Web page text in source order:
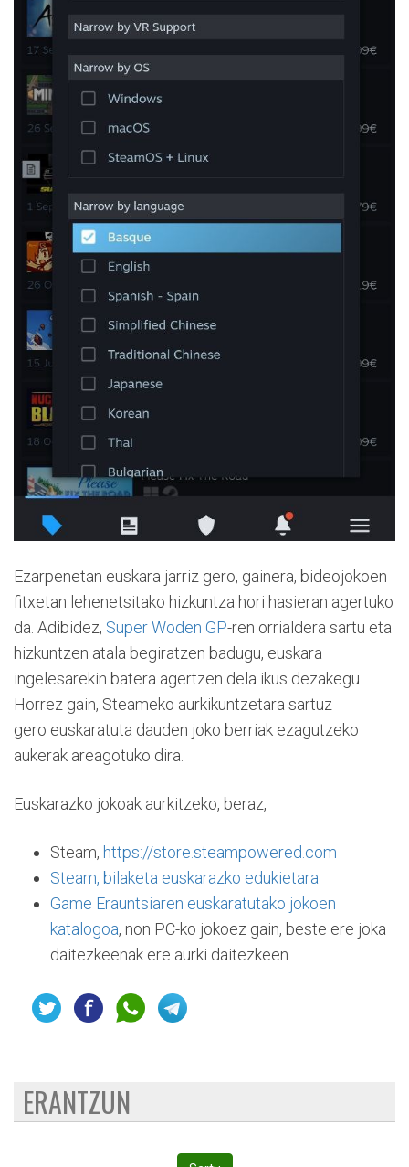
Ezarpenetan euskara jarriz gero, gainera, bideojokoen
fitxetan lehenetsitako hizkuntza hori hasieran agertuko
da. Adibidez, Super Woden GP-ren orrialdera sartu eta
hizkuntzen atala begiratzen badugu, euskara
ingelesarekin batera agertzen dela ikus dezakegu.
Horrez gain, Steameko aurkikuntzetara sartuz
gero euskaratuta dauden joko berriak ezagutzeko
aukerak areagotuko dira.
Euskarazko jokoak aurkitzeko, beraz,
Steam, https://store.steampowered.com
Steam, bilaketa euskarazko edukietara
Game Erauntsiaren euskaratutako jokoen
katalogoa, non PC-ko jokoez gain, beste ere joka
daitezkeenak ere aurki daitezkeen.
ERANTZUN